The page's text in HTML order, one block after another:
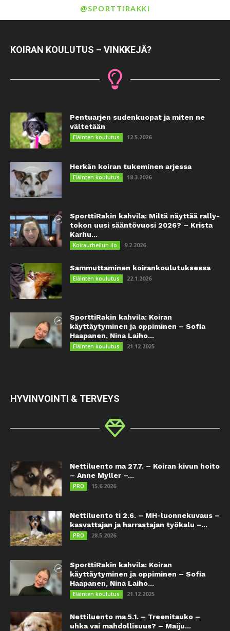
@SPORTTIRAKKI
KOIRAN KOULUTUS – VINKKEJÄ?
Pentuarjen sudenkuopat ja miten ne
vältetään
Eläinten koulutus 12.5.2026
Herkän koiran tukeminen arjessa
Eläinten koulutus 18.3.2026
SporttiRakin kahvila: Miltä näyttää rally-
tokon uusi sääntövuosi 2026? – Krista
Karhu...
Koiraurheilun ilo 9.2.2026
Sammuttaminen koirankoulutuksessa
Eläinten koulutus 22.1.2026
SporttiRakin kahvila: Koiran
käyttäytyminen ja oppiminen – Sofia
Haapanen, Nina Laiho...
Eläinten koulutus 21.12.2025
HYVINVOINTI & TERVEYS
Nettiluento ma 27.7. – Koiran kivun hoito
– Anne Myller –...
PRO 15.6.2026
Nettiluento ti 2.6. – MH-luonnekuvaus –
kasvattajan ja harrastajan työkalu –...
PRO 28.5.2026
SporttiRakin kahvila: Koiran
käyttäytyminen ja oppiminen – Sofia
Haapanen, Nina Laiho...
Eläinten koulutus 21.12.2025
Nettiluento ma 5.1. – Treenitauko –
uhka vai mahdollisuus? – Maiju...